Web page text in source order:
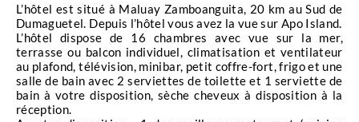
Les fonds marins à proximité de Dauin, Siquijor
Island et Apo Island quant à eux, abritent une
biomasse très dense et sont réputés dans le monde
entier pour l’immense diversité des espèces et des
paysages coralliens qu’ils abritent. Vous plongerez
aux côtés d’immenses bancs de carangues, de
L’hôtel est situé à Maluay Zamboanguita, 20 km au Sud de
Dumaguetel. Depuis l’hôtel vous avez la vue sur Apo Island.
L’hôtel dispose de 16 chambres avec vue sur la mer,
terrasse ou balcon individuel, climatisation et ventilateur
au plafond, télévision, minibar, petit coffre-fort, frigo et une
salle de bain avec 2 serviettes de toilette et 1 serviette de
bain à votre disposition, sèche cheveux à disposition à la
réception.